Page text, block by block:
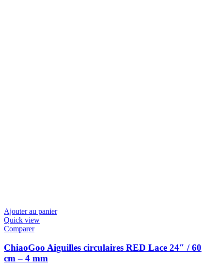
Ajouter au panier
Quick view
Comparer
ChiaoGoo Aiguilles circulaires RED Lace 24″ / 60
cm – 4 mm